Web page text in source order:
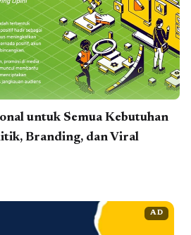
untuk Semua Kebutuhan
Branding, dan Viral
AD